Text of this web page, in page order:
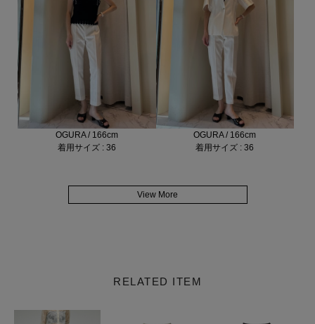
OGURA / 166cm
着用サイズ : 36
OGURA / 166cm
着用サイズ : 36
View More
RELATED ITEM